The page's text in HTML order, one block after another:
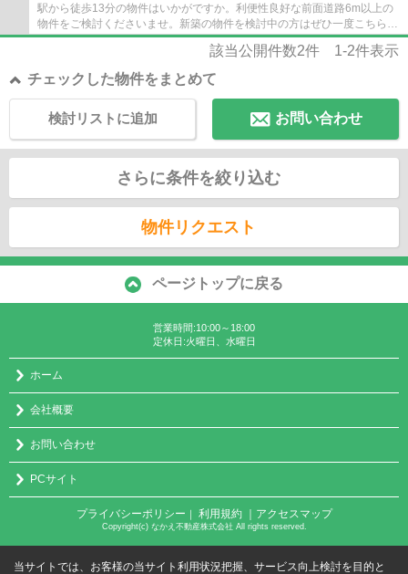
駅から徒歩13分の物件はいかがですか。利便性良好な前面道路6m以上の
物件をご検討くださいませ。新築の物件を検討中の方はぜひ一度こちらの
物件をご覧ください。2023年5月築の物件とな...
該当公開件数2件 1-2件表示
チェックした物件をまとめて
お問い合わせ
検討リストに追加
さらに条件を絞り込む
物件リクエスト
ページトップに戻る
営業時間:10:00～18:00
定休日:火曜日、水曜日
ホーム
会社概要
お問い合わせ
PCサイト
プライバシーポリシー ｜ 利用規約 ｜アクセスマップ
Copyright(c) なかえ不動産株式会社 All rights reserved.
当サイトでは、お客様の当サイト利用状況把握、サービス向上検討を目的と